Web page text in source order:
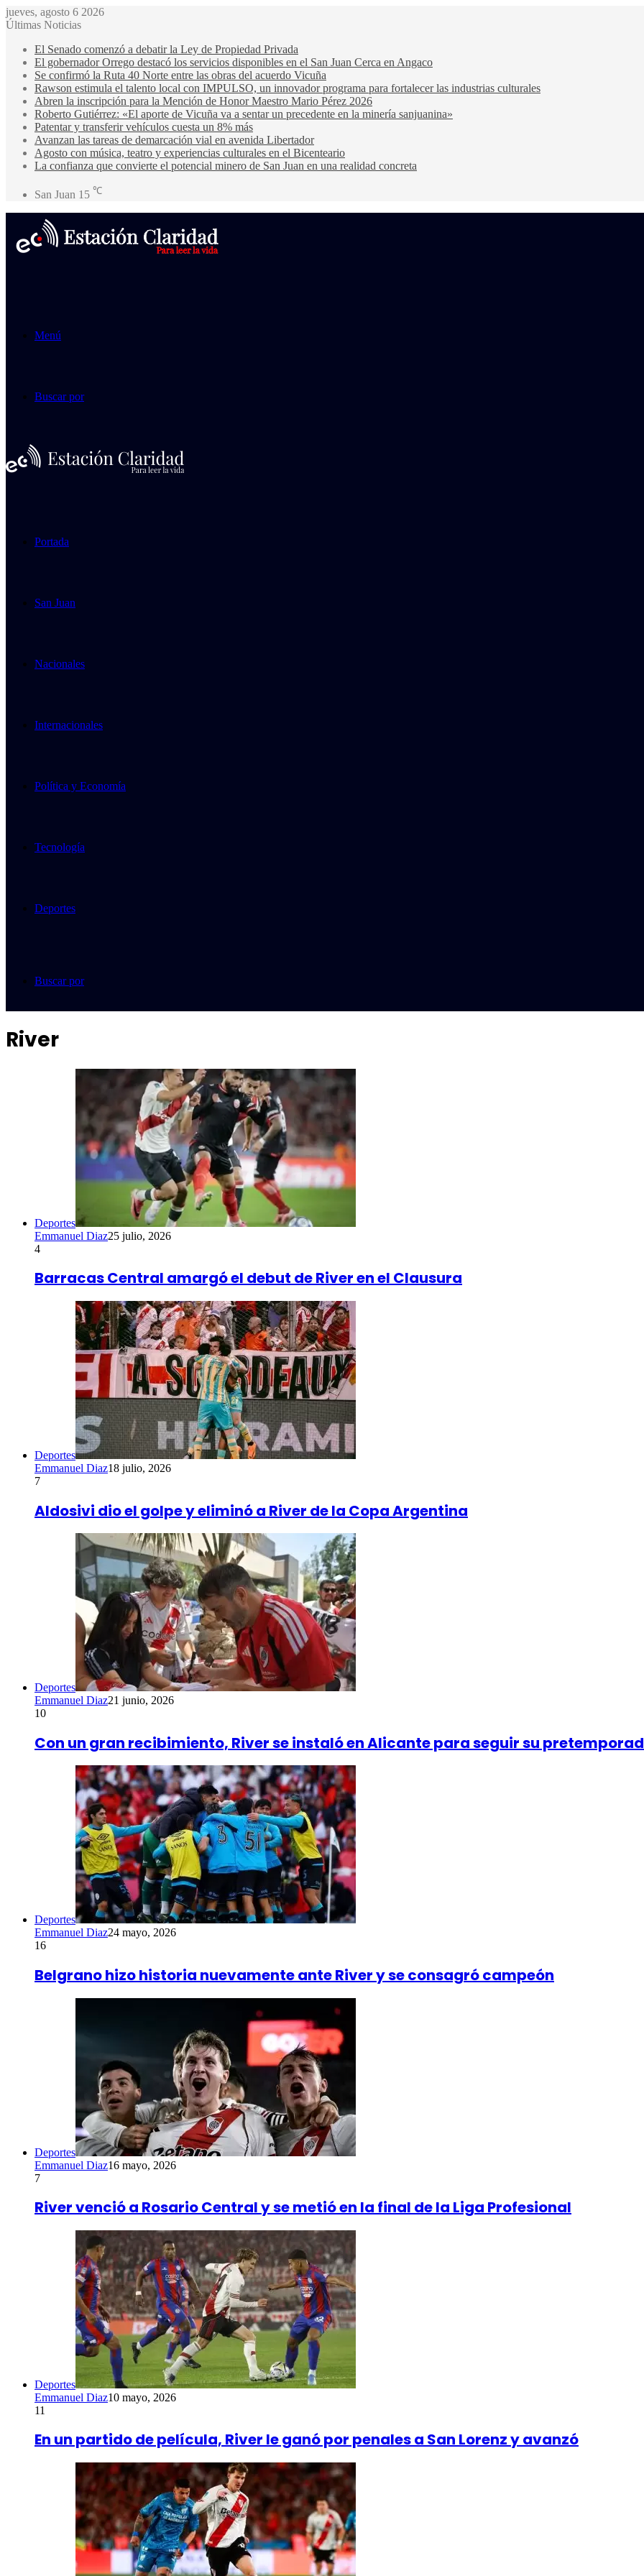
jueves, agosto 6 2026
Últimas Noticias
El Senado comenzó a debatir la Ley de Propiedad Privada
El gobernador Orrego destacó los servicios disponibles en el San Juan Cerca en Angaco
Se confirmó la Ruta 40 Norte entre las obras del acuerdo Vicuña
Rawson estimula el talento local con IMPULSO, un innovador programa para fortalecer las industrias culturales
Abren la inscripción para la Mención de Honor Maestro Mario Pérez 2026
Roberto Gutiérrez: «El aporte de Vicuña va a sentar un precedente en la minería sanjuanina»
Patentar y transferir vehículos cuesta un 8% más
Avanzan las tareas de demarcación vial en avenida Libertador
Agosto con música, teatro y experiencias culturales en el Bicenteario
La confianza que convierte el potencial minero de San Juan en una realidad concreta
San Juan 15 ℃
Menú
Buscar por
Portada
San Juan
Nacionales
Internacionales
Política y Economía
Tecnología
Deportes
Buscar por
River
Deportes
Emmanuel Diaz25 julio, 2026
4
Barracas Central amargó el debut de River en el Clausura
Deportes
Emmanuel Diaz18 julio, 2026
7
Aldosivi dio el golpe y eliminó a River de la Copa Argentina
Deportes
Emmanuel Diaz21 junio, 2026
10
Con un gran recibimiento, River se instaló en Alicante para seguir su
Deportes
Emmanuel Diaz24 mayo, 2026
16
Belgrano hizo historia nuevamente ante River y se consagró campeón
Deportes
Emmanuel Diaz16 mayo, 2026
7
River venció a Rosario Central y se metió en la final de la Liga Profesional
Deportes
Emmanuel Diaz10 mayo, 2026
11
En un partido de película, River le ganó por penales a San Lorenz y avanzó